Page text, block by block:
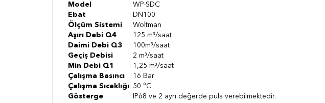
Model
: WP-SDC
Ebat
: DN100
Ölçüm Sistemi
: Woltman
Aşırı Debi Q4
: 125 m³/saat
Daimi Debi Q3
: 100m³/saat
Geçiş Debisi
: 2 m³/saat
Min Debi Q1
: 1,25 m³/saat
Çalışma Basıncı
: 16 Bar
Çalışma Sıcaklığı: 50 °C
Gösterge
: IP68 ve 2 ayrı değerde puls verebilmektedir.